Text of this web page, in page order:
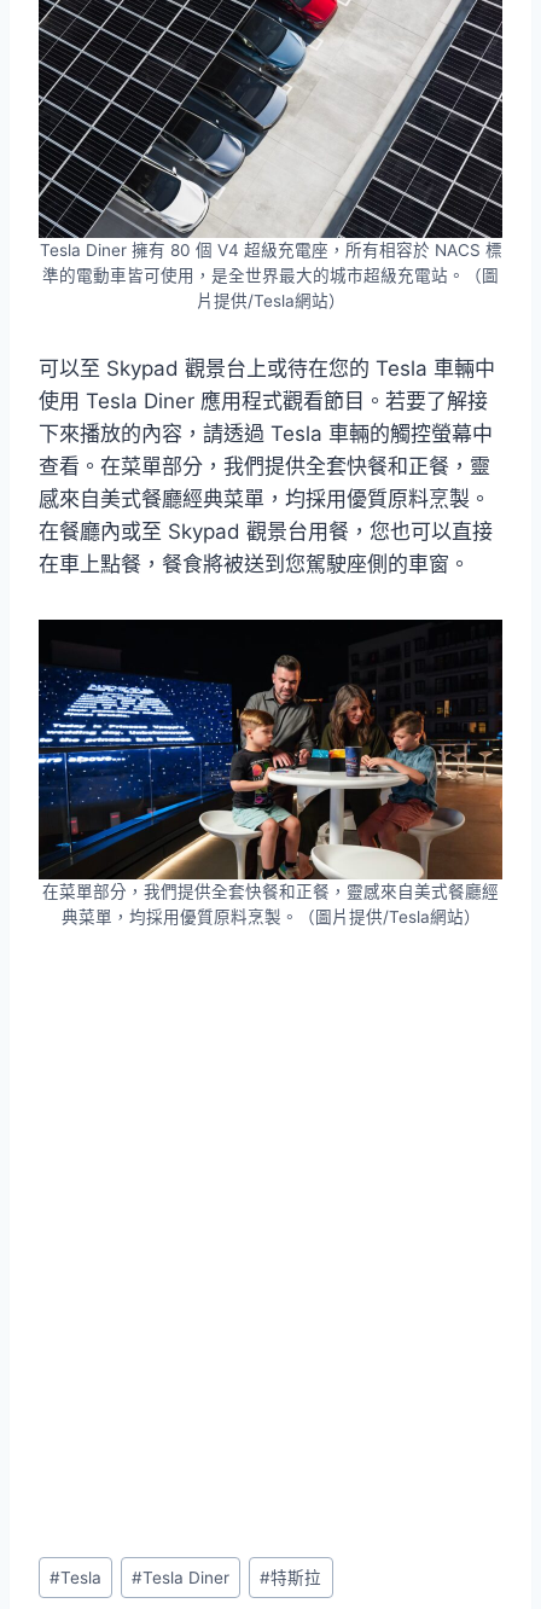
Tesla Diner 擁有 80 個 V4 超級充電座，所有相容於 NACS 標
準的電動車皆可使用，是全世界最大的城市超級充電站。（圖
片提供/Tesla網站）
可以至 Skypad 觀景台上或待在您的 Tesla 車輛中
使用 Tesla Diner 應用程式觀看節目。若要了解接
下來播放的內容，請透過 Tesla 車輛的觸控螢幕中
查看。在菜單部分，我們提供全套快餐和正餐，靈
感來自美式餐廳經典菜單，均採用優質原料烹製。
在餐廳內或至 Skypad 觀景台用餐，您也可以直接
在車上點餐，餐食將被送到您駕駛座側的車窗。
在菜單部分，我們提供全套快餐和正餐，靈感來自美式餐廳經
典菜單，均採用優質原料烹製。（圖片提供/Tesla網站）
Post
Tags:
#Tesla #Tesla Diner #特斯拉